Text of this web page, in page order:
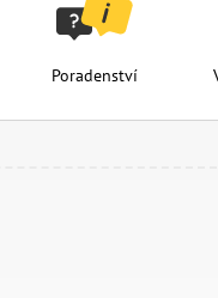
Poradenství